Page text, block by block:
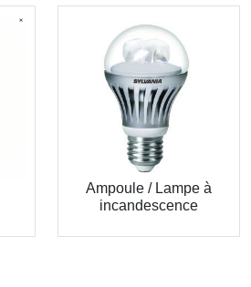
Ampoule / Lampe à
incandescence